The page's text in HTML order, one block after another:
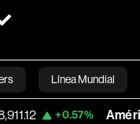
Línea Mundial
Bloomberg
+0.57% América Móvil